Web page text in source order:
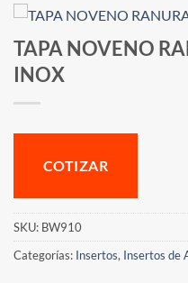
TAPA NOVENO
INOX
COTIZAR
SKU: BW910
Categorías: Insertos, Insertos de